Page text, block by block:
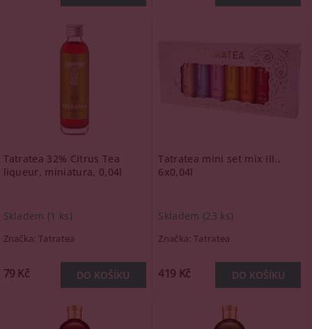
Tatratea 32% Citrus Tea
liqueur, miniatura, 0,04l
Skladem (1 ks)
Značka:Tatratea
79 Kč
Tatratea mini set mix III.,
6x0,04l
Skladem (23 ks)
Značka: Tatratea
419 Kč